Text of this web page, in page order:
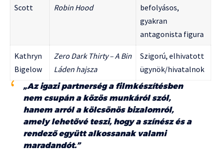
Scott
Robin Hood
befolyásos,
gyakran
antagonista figura
Kathryn
Bigelow
Zero Dark Thirty – A Bin
Láden hajsza
Szigorú, elhivatott
ügynök/hivatalnok
„Az igazi partnerség a filmkészítésben
nem csupán a közös munkáról szól,
hanem arról a kölcsönös bizalomról,
amely lehetővé teszi, hogy a színész és a
rendező együtt alkossanak valami
maradandót.”